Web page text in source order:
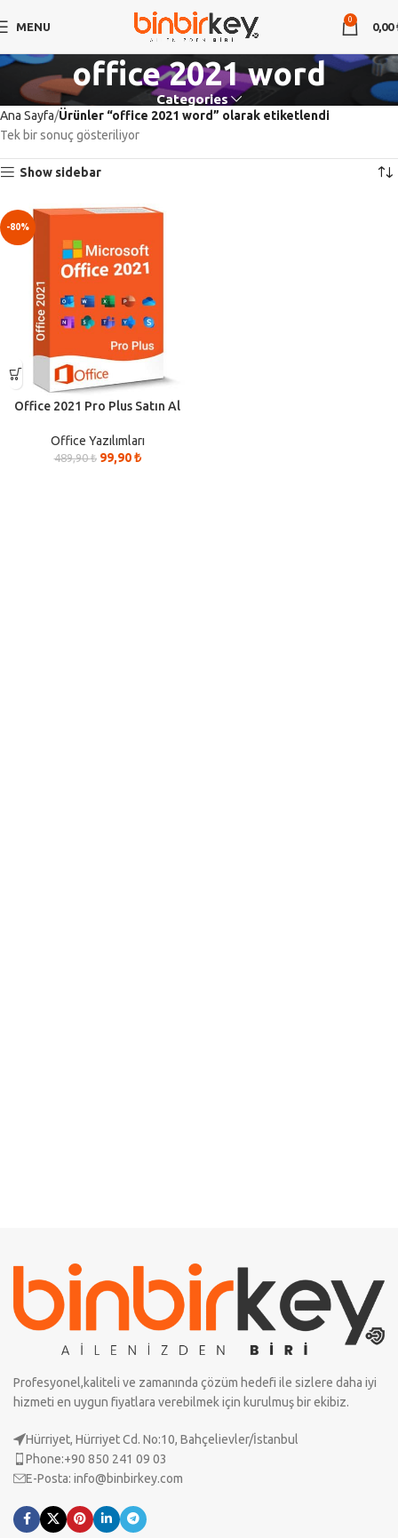
MENU
0
0,00
office 2021 word
Categories
Ana Sayfa Ürünler “office 2021 word” olarak etiketlendi
Tek bir sonuç gösteriliyor
Show sidebar
-80%
Office 2021 Pro Plus Satın Al
Office Yazılımları
489,90₺ 99,90₺
Profesyonel,kaliteli ve zamanında çözüm hedefi ile sizlere daha iyi
hizmeti en uygun fiyatlara verebilmek için kurulmuş bir ekibiz.
Hürriyet, Hürriyet Cd. No:10, Bahçelievler/İstanbul
Phone:+90 850 241 09 03
E-Posta: info@binbirkey.com